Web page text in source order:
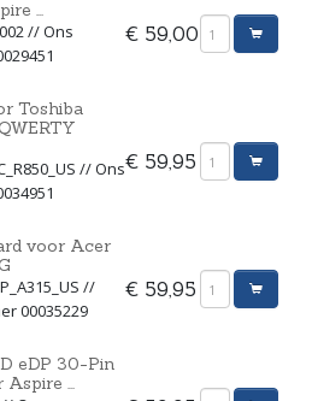
...
// Ons
€ 59,00
Toshiba
// Ons€ 59,95
voor Acer
//
00035229
€ 59,95
eDP 30-Pin
...